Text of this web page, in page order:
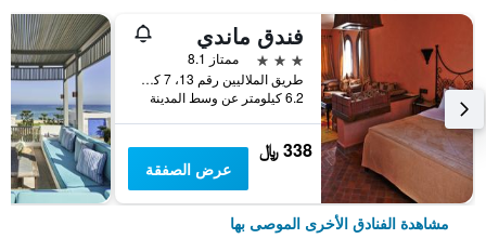
فندق ماندي
3 نجوم
ممتاز 8.1
طريق الملاليين رقم 13، 7 كم, تطوان, المغرب
6.2 كيلومتر عن وسط المدينة
338 ﷼
عرض الصفقة
مشاهدة الفنادق الأخرى الموصى بها